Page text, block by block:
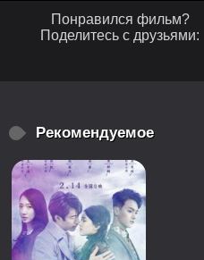
Понравился фильм?
Поделитесь с друзьями:
Рекомендуемое